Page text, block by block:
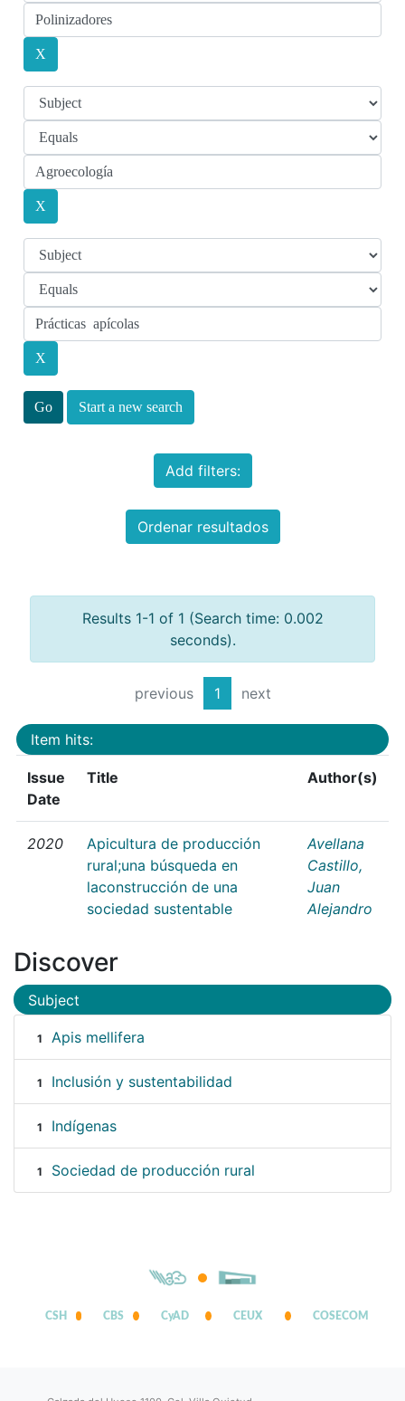
Start a new search
Add filters:
Ordenar resultados
Results 1-1 of 1 (Search time: 0.002
seconds).
previous 1 next
Item hits:
Issue
Date
Title Author(s)
2020
Apicultura de producción
rural;una búsqueda en
laconstrucción de una
sociedad sustentable
Avellana
Castillo,
Juan
Alejandro
Discover
Subject
1 Apis mellifera
1 Inclusión y sustentabilidad
1 Indígenas
1 Sociedad de producción rural
CSH CBS CyAD CEUX COSECOM